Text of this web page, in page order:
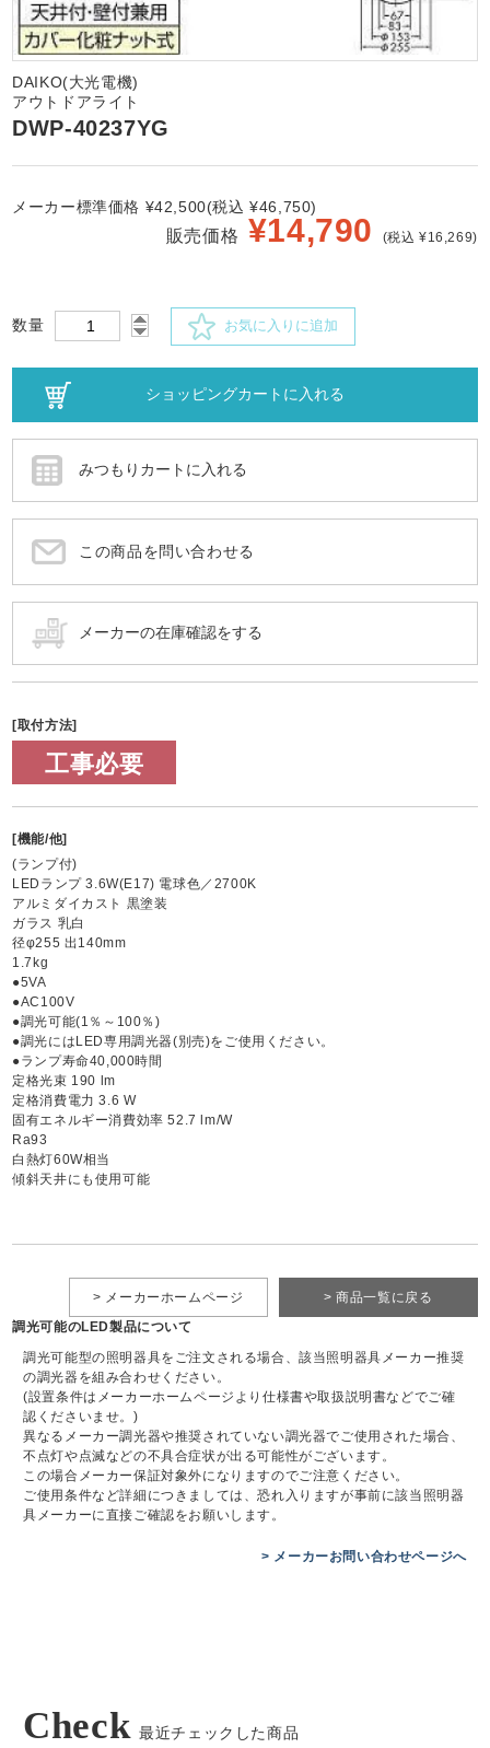
DAIKO(大光電機)
アウトドアライト
DWP-40237YG
メーカー標準価格 ¥42,500(税込 ¥46,750)
販売価格 ¥14,790 (税込 ¥16,269)
数量 お気に入りに追加
この商品を問い合わせる
[取付方法]
工事必要
[機能/他]
(ランプ付)
LEDランプ 3.6W(E17) 電球色／2700K
アルミダイカスト 黒塗装
ガラス 乳白
径φ255 出140mm
1.7kg
●5VA
●AC100V
●調光可能(1％～100％)
●調光にはLED専用調光器(別売)をご使用ください。
●ランプ寿命40,000時間
定格光束 190 lm
定格消費電力 3.6 W
固有エネルギー消費効率 52.7 lm/W
Ra93
白熱灯60W相当
傾斜天井にも使用可能
> 商品一覧に戻る
> メーカーホームページ
調光可能のLED製品について
調光可能型の照明器具をご注文される場合、該当照明器具メーカー推奨
の調光器を組み合わせください。
(設置条件はメーカーホームページより仕様書や取扱説明書などでご確
認くださいませ。)
異なるメーカー調光器や推奨されていない調光器でご使用された場合、
不点灯や点滅などの不具合症状が出る可能性がございます。
この場合メーカー保証対象外になりますのでご注意ください。
ご使用条件など詳細につきましては、恐れ入りますが事前に該当照明器
具メーカーに直接ご確認をお願いします。
> メーカーお問い合わせページへ
Check 最近チェックした商品